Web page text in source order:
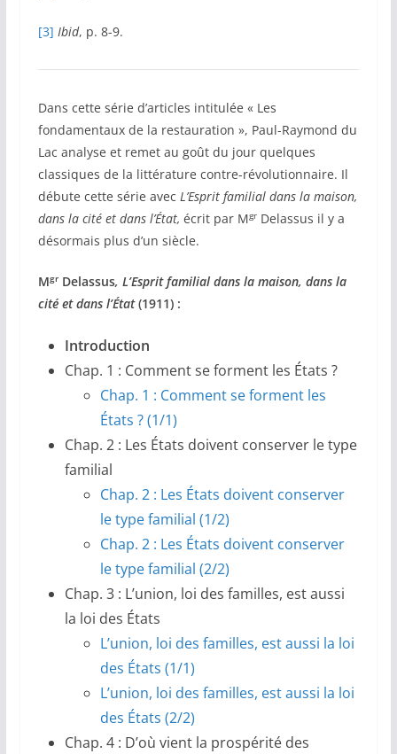
[3] Ibid, p. 8-9.
Dans cette série d’articles intitulée « Les
fondamentaux de la restauration », Paul-Raymond du
Lac analyse et remet au goût du jour quelques
classiques de la littérature contre-révolutionnaire. Il
débute cette série avec L’Esprit familial dans la maison,
dans la cité et dans l’État, écrit par MgrDelassus il y a
désormais plus d’un siècle.
MgrDelassus, L’Esprit familial dans la maison, dans la
cité et dans l’État(1911) :
Introduction
Chap. 1 : Comment se forment les États ?
Chap. 1 : Comment se forment les
États ? (1/1)
Chap. 2 : Les États doivent conserver le type
familial
Chap. 2 : Les États doivent conserver
le type familial (1/2)
Chap. 2 : Les États doivent conserver
le type familial (2/2)
Chap. 3 : L’union, loi des familles, est aussi
la loi des États
L’union, loi des familles, est aussi la loi
des États (1/1)
L’union, loi des familles, est aussi la loi
des États (2/2)
Chap. 4 : D’où vient la prospérité des